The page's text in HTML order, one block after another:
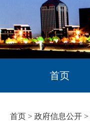
首页
首页 > 政府信息公开 >